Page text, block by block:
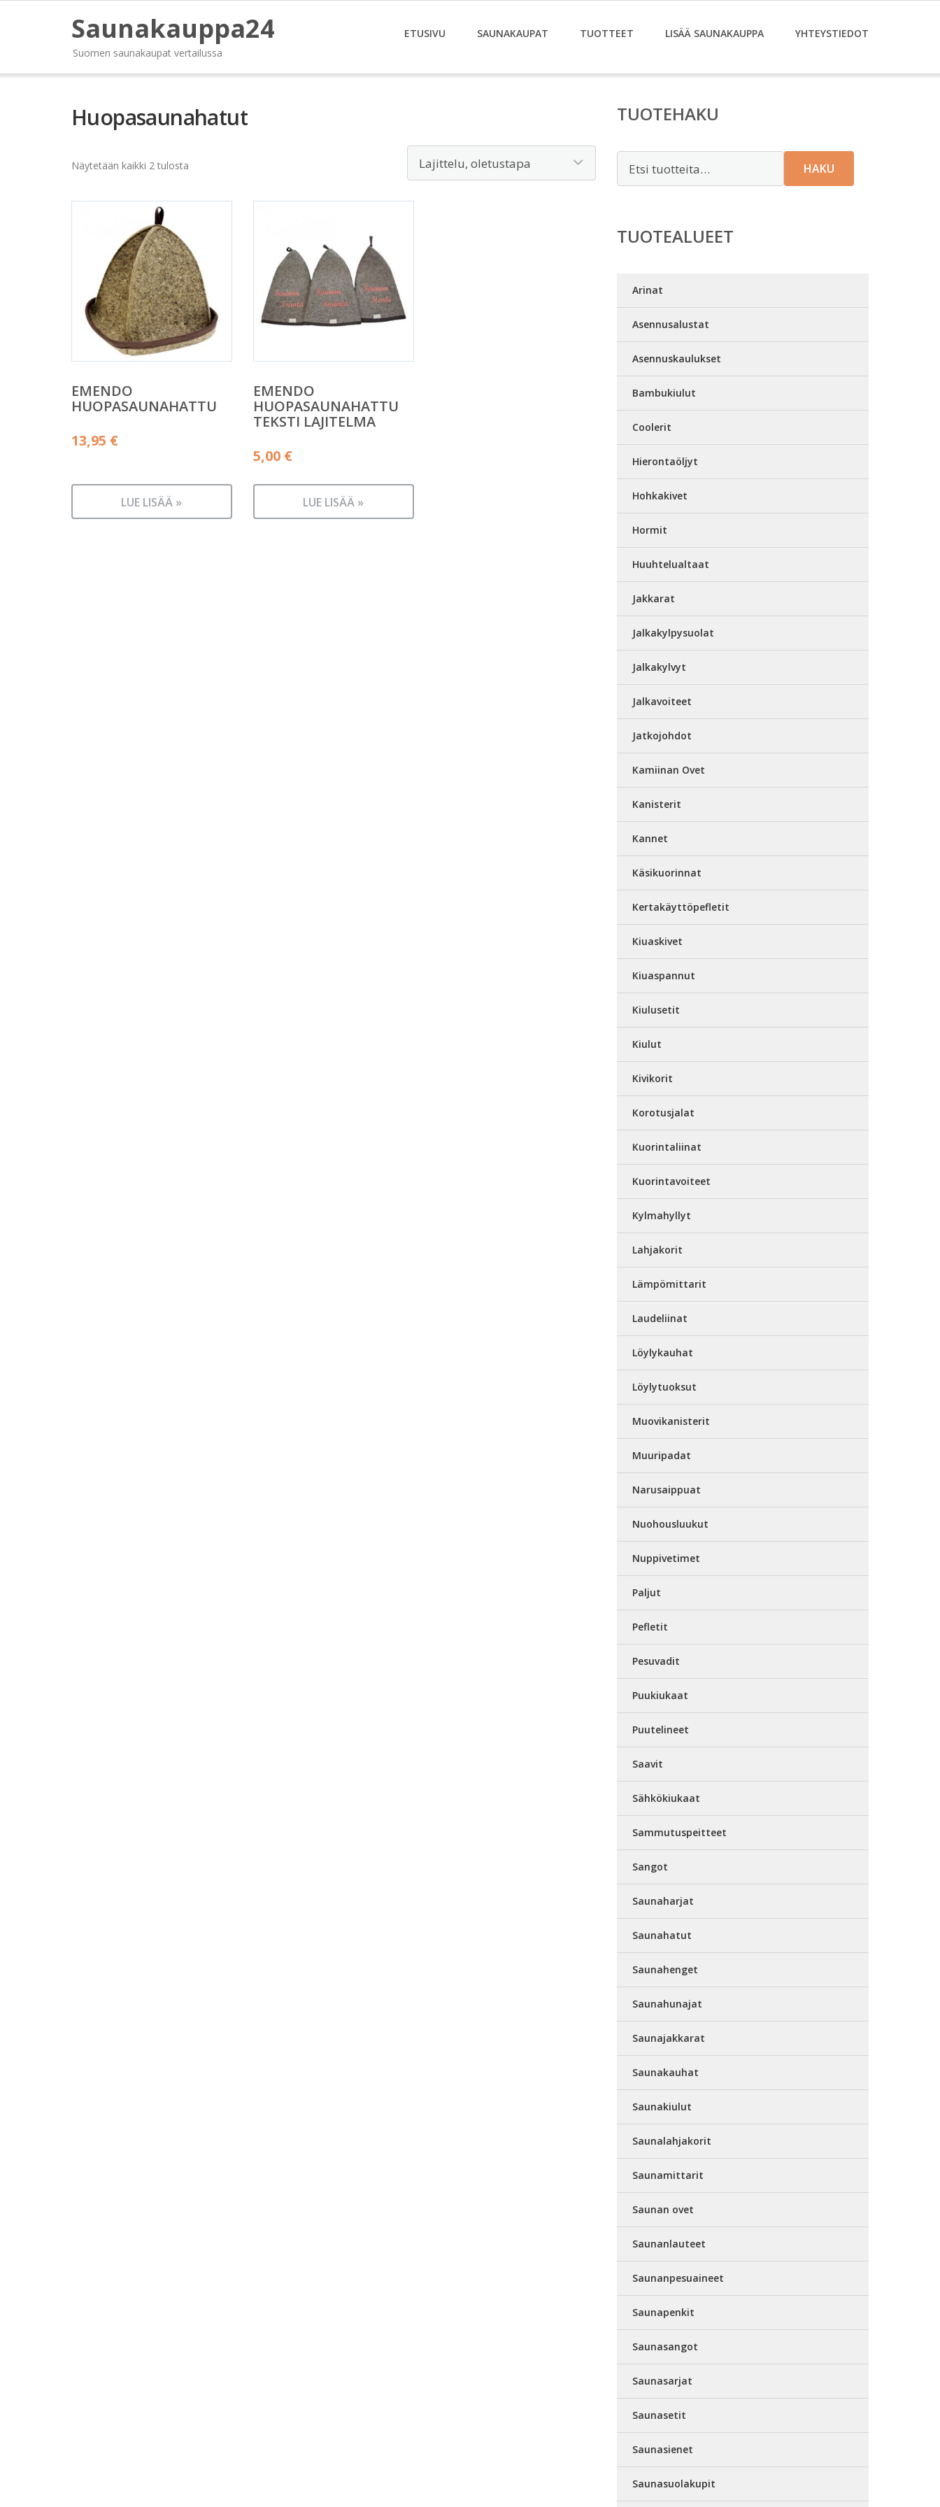
Saunakauppa24
Suomen saunakaupat vertailussa
ETUSIVU SAUNAKAUPAT TUOTTEET LISÄÄ SAUNAKAUPPA YHTEYSTIEDOT
Huopasaunahatut
Näytetään kaikki 2 tulosta
EMENDO
HUOPASAUNAHATTU
13,95 €
LUE LISÄÄ »
EMENDO
HUOPASAUNAHATTU
TEKSTI LAJITELMA
5,00 €
LUE LISÄÄ »
TUOTEHAKU
HAKU
TUOTEALUEET
Arinat
Asennusalustat
Asennuskaulukset
Bambukiulut
Coolerit
Hierontaöljyt
Hohkakivet
Hormit
Huuhtelualtaat
Jakkarat
Jalkakylpysuolat
Jalkakylvyt
Jalkavoiteet
Jatkojohdot
Kamiinan Ovet
Kanisterit
Kannet
Käsikuorinnat
Kertakäyttöpefletit
Kiuaskivet
Kiuaspannut
Kiulusetit
Kiulut
Kivikorit
Korotusjalat
Kuorintaliinat
Kuorintavoiteet
Kylmahyllyt
Lahjakorit
Lämpömittarit
Laudeliinat
Löylykauhat
Löylytuoksut
Muovikanisterit
Muuripadat
Narusaippuat
Nuohousluukut
Nuppivetimet
Paljut
Pefletit
Pesuvadit
Puukiukaat
Puutelineet
Saavit
Sähkökiukaat
Sammutuspeitteet
Sangot
Saunaharjat
Saunahatut
Saunahenget
Saunahunajat
Saunajakkarat
Saunakauhat
Saunakiulut
Saunalahjakorit
Saunamittarit
Saunan ovet
Saunanlauteet
Saunanpesuaineet
Saunapenkit
Saunasangot
Saunasarjat
Saunasetit
Saunasienet
Saunasuolakupit